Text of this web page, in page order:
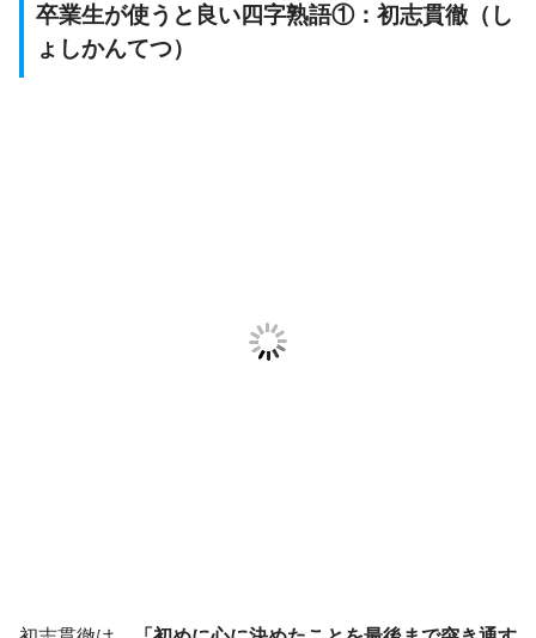
卒業生が使うと良い四字熟語①：初志貫徹（し
ょしかんてつ）